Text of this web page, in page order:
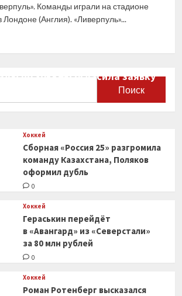
Команды играли на стадионе
(Англия). «Ливерпуль»...
по хоккею огласила заявку
мира
Хоккей
Сборная «Россия 25» разгромила
команду Казахстана, Поляков
оформил дубль
0
Хоккей
Гераськин перейдёт
в «Авангард» из «Северстали»
за 80 млн рублей
0
Хоккей
Роман Ротенберг высказался